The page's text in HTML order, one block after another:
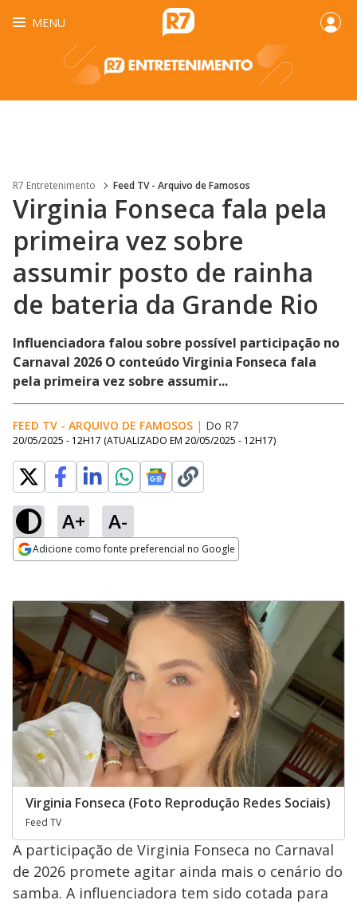
MENU
R7 Entretenimento Feed TV - Arquivo de Famosos
Virginia Fonseca fala pela
primeira vez sobre
assumir posto de rainha
de bateria da Grande Rio
Influenciadora falou sobre possível participação no
Carnaval 2026 O conteúdo Virginia Fonseca fala
pela primeira vez sobre assumir...
FEED TV - ARQUIVO DE FAMOSOS | Do R7
20/05/2025 - 12H17 (ATUALIZADO EM 20/05/2025 - 12H17)
A+ A-
Adicione como fonte preferencial no Google
Virginia Fonseca (Foto Reprodução Redes Sociais)
Feed TV
A participação de Virginia Fonseca no Carnaval
de 2026 promete agitar ainda mais o cenário do
samba. A influenciadora tem sido cotada para